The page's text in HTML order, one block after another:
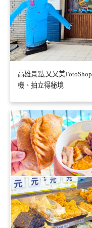
高雄景點,又又美
機、拍立得秘境